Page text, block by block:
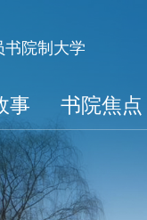
书院制大学
事 书院焦点